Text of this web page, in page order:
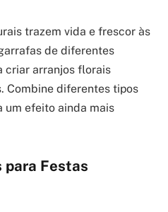
trazem vida e frescor às
de diferentes
criar arranjos florais
Combine diferentes tipos
um efeito ainda mais
para Festas